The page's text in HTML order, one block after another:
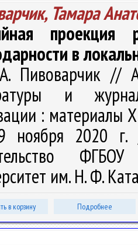
Тамара
проекция
в
Пивоварчик //
и
: материалы
ноября 2020
им. Н. Ф.
в корзину Подробнее